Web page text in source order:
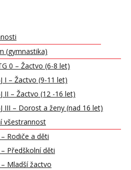
(gymnastika)
0 – Žactvo (6-8 let)
I – Žactvo (9-11 let)
II – Žactvo (12 -16 let)
III – Dorost a ženy (nad 16 let)
všestrannost
– Rodiče a děti
– Předškolní děti
– Mladší žactvo